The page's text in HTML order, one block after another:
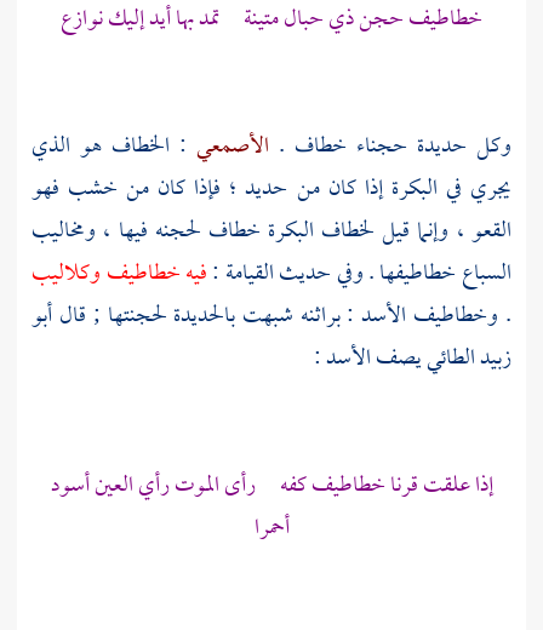
خطاطيف حجن ذي حبال متينة تمد بها أيد إليك نوازع
وكل حديدة حجناء خطاف . الأصمعي : الخطاف هو الذي
يجري في البكرة إذا كان من حديد ؛ فإذا كان من خشب فهو
القعو ، وإنما قيل لخطاف البكرة خطاف لحجنه فيها ، ومخاليب
السباع خطاطيفها . وفي حديث القيامة :فيه خطاطيف وكلاليب
. وخطاطيف الأسد : براثنه شبهت بالحديدة لحجنتها ; قالأبو
زبيد الطائييصف الأسد :
إذا علقت قرنا خطاطيف كفه رأى الموت رأي العين أسود
أحمرا